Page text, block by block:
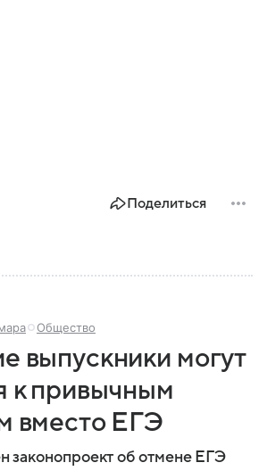
Поделиться
Общество
выпускники могут
к привычным
вместо ЕГЭ
законопроект об отмене ЕГЭ